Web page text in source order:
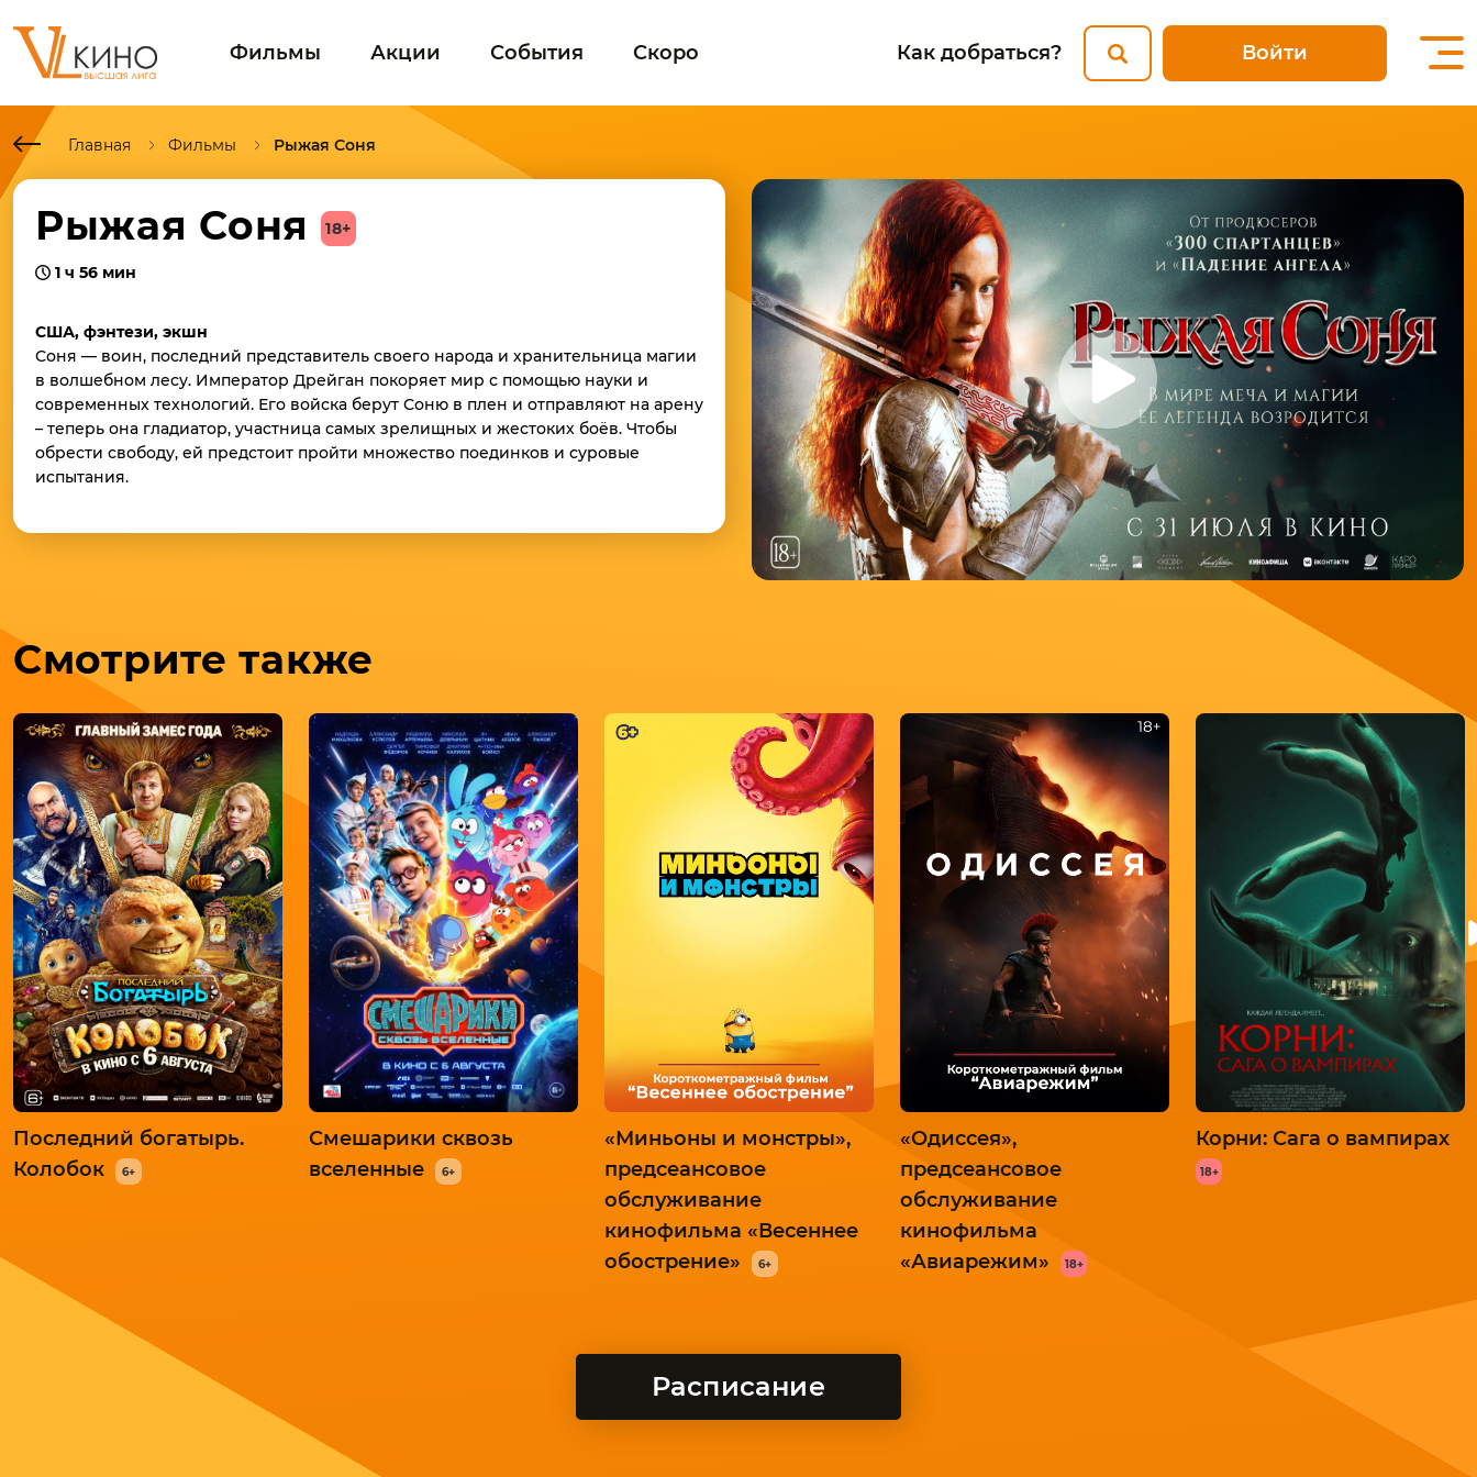
Фильмы Акции События Скоро Как добраться? Войти
Главная Фильмы Рыжая Соня
Рыжая Соня 18+
1 ч 56 мин
США, фэнтези, экшн
Соня — воин, последний представитель своего народа и хранительница магии
в волшебном лесу. Император Дрейган покоряет мир с помощью науки и
современных технологий. Его войска берут Соню в плен и отправляют на арену
– теперь она гладиатор, участница самых зрелищных и жестоких боёв. Чтобы
обрести свободу, ей предстоит пройти множество поединков и суровые
испытания.
Смотрите также
Последний богатырь.
Колобок
6+
Смешарики сквозь
вселенные
6+
«Миньоны и монстры»,
предсеансовое
обслуживание
кинофильма «Весеннее
обострение»
6+
«Одиссея»,
предсеансовое
обслуживание
кинофильма
«Авиарежим»
18+
Корни: Сага о вампирах
18+
Расписание